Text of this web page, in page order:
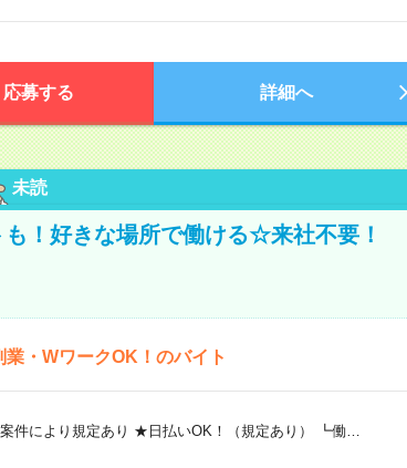
応募する 詳細へ
未読
！好きな場所で働ける☆来社不要！
・WワークOK！のバイト
件により規定あり ★日払いOK！（規定あり） ┗働…